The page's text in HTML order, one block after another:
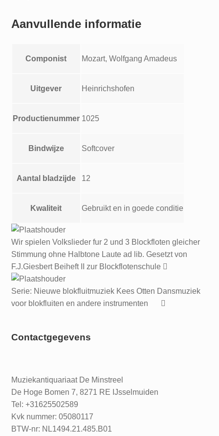
Aanvullende informatie
Componist Mozart, Wolfgang Amadeus
Uitgever Heinrichshofen
Productienummer 1025
Bindwijze Softcover
Aantal bladzijde 12
Kwaliteit Gebruikt en in goede conditie
Wir spielen Volkslieder fur 2 und 3 Blockfloten gleicher
Stimmung ohne Halbtone Laute ad lib. Gesetzt von
F.J.Giesbert Beiheft II zur Blockflotenschule
Serie: Nieuwe blokfluitmuziek Kees Otten Dansmuziek
voor blokfluiten en andere instrumenten
Contactgegevens
Muziekantiquariaat De Minstreel
De Hoge Bomen 7, 8271 RE IJsselmuiden
Tel: +31625502589
Kvk nummer: 05080117
BTW-nr: NL1494.21.485.B01